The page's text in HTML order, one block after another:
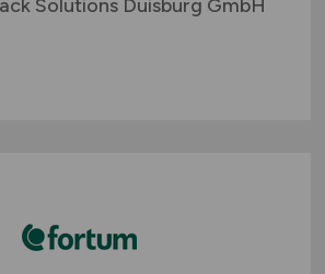
Solutions Duisburg GmbH